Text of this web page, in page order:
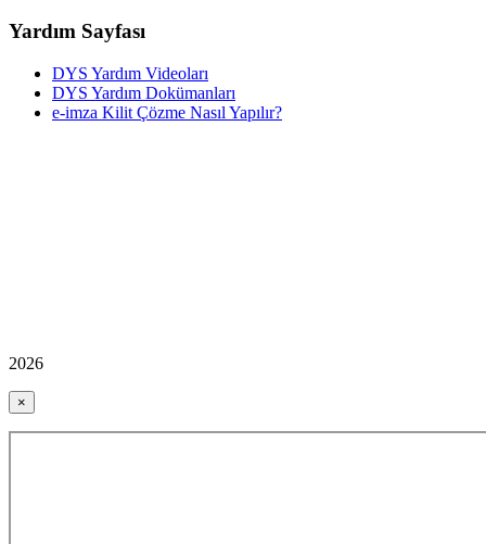
Yardım Sayfası
DYS Yardım Videoları
DYS Yardım Dokümanları
e-imza Kilit Çözme Nasıl Yapılır?
2026
×